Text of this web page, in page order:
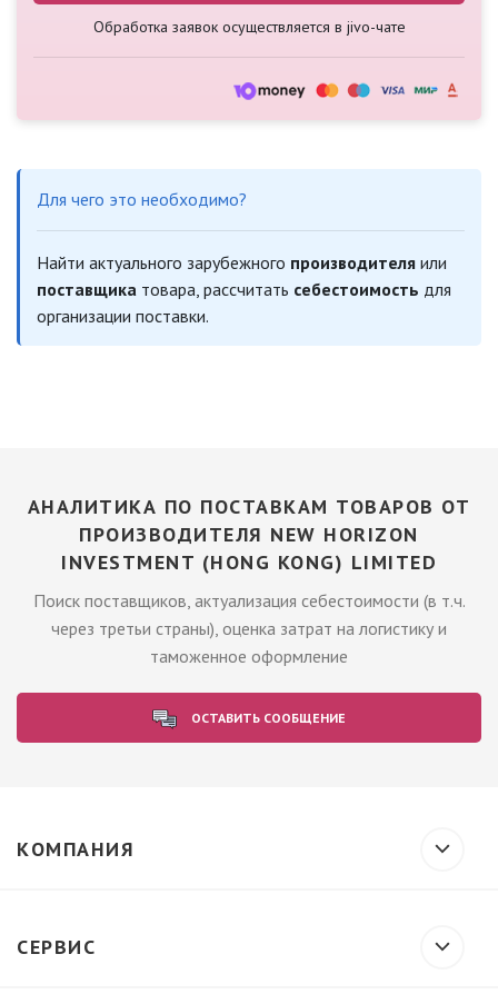
Обработка заявок осуществляется в jivo-чате
Для чего это необходимо?
Найти актуального зарубежного производителя или
поставщика товара, рассчитать себестоимость для
организации поставки.
АНАЛИТИКА ПО ПОСТАВКАМ ТОВАРОВ ОТ
ПРОИЗВОДИТЕЛЯ NEW HORIZON
INVESTMENT (HONG KONG) LIMITED
Поиск поставщиков, актуализация себестоимости (в т.ч.
через третьи страны), оценка затрат на логистику и
таможенное оформление
ОСТАВИТЬ СООБЩЕНИЕ
КОМПАНИЯ
СЕРВИС